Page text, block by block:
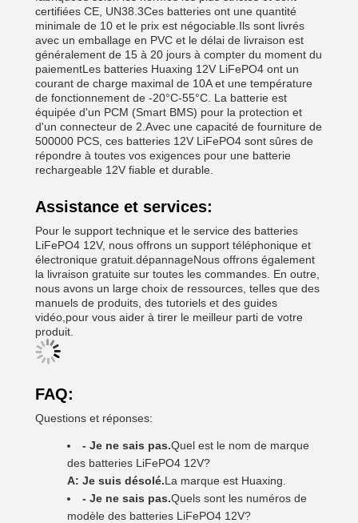
certifiées CE, UN38.3Ces batteries ont une quantité
minimale de 10 et le prix est négociable.Ils sont livrés
avec un emballage en PVC et le délai de livraison est
généralement de 15 à 20 jours à compter du moment du
paiementLes batteries Huaxing 12V LiFePO4 ont un
courant de charge maximal de 10A et une température
de fonctionnement de -20°C-55°C. La batterie est
équipée d'un PCM (Smart BMS) pour la protection et
d'un connecteur de 2.Avec une capacité de fourniture de
500000 PCS, ces batteries 12V LiFePO4 sont sûres de
répondre à toutes vos exigences pour une batterie
rechargeable 12V fiable et durable.
Assistance et services:
Pour le support technique et le service des batteries
LiFePO4 12V, nous offrons un support téléphonique et
électronique gratuit.dépannageNous offrons également
la livraison gratuite sur toutes les commandes. En outre,
nous avons un large choix de ressources, telles que des
manuels de produits, des tutoriels et des guides
vidéo,pour vous aider à tirer le meilleur parti de votre
produit.
FAQ:
Questions et réponses:
- Je ne sais pas.Quel est le nom de marque
des batteries LiFePO4 12V?
A: Je suis désolé.La marque est Huaxing.
- Je ne sais pas.Quels sont les numéros de
modèle des batteries LiFePO4 12V?